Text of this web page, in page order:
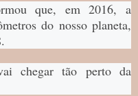
que, em 2016, a
do nosso planeta,
chegar tão perto da